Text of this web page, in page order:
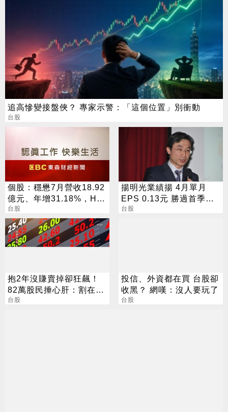
追高慘變接盤俠？ 專家示警：「這個位置」別衝動
台股
個股：穩懋7月營收18.92
億元、年增31.18%，H2
旺季到來，雙成長引擎啟
動
台股
揚明光業績揚 4月單月
EPS 0.13元 勝過首季整
季
台股
抱2年沒賺賣掉卻狂飆！
82萬股民捶心肝：割在起
漲點
台股
投信、外資都在買 台股卻
收黑？ 網嘆：沒人要玩了
台股